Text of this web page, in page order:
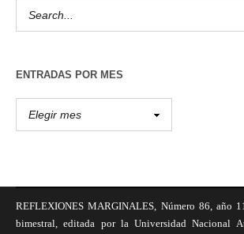
ENTRADAS POR MES
REFLEXIONES MARGINALES, Número 86, año
bimestral, editada por la Universidad Nacional